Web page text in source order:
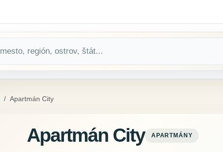
Apartmán City
Apartmán City APARTMÁNY